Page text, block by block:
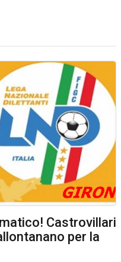
Castrovillari
per la